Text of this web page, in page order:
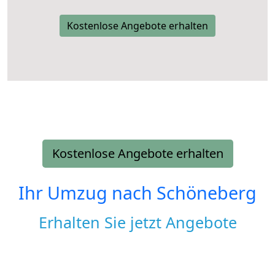
Kostenlose Angebote erhalten
Kostenlose Angebote erhalten
Ihr Umzug nach Schöneberg
Erhalten Sie jetzt Angebote